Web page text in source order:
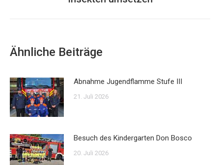
Ähnliche Beiträge
Abnahme Jugendflamme Stufe III
21. Juli 2026
Besuch des Kindergarten Don Bosco
20. Juli 2026